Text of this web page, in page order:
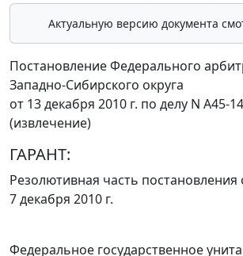
Актуальную версию документа
Постановление Федерального
Западно-Сибирского округа
от 13 декабря 2010 г. по делу N А45-
(извлечение)
ГАРАНТ:
Резолютивная часть постановления
7 декабря 2010 г.
Федеральное государственное